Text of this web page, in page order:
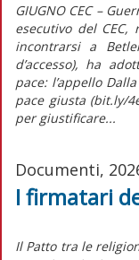
GIUGNO CEC –
esecutivo del
incontrarsi a
d’accesso), ha
pace: l’appello
pace giusta (bit.ly/
per giustificare...
Documenti,
I firmatari
Il Patto tra le